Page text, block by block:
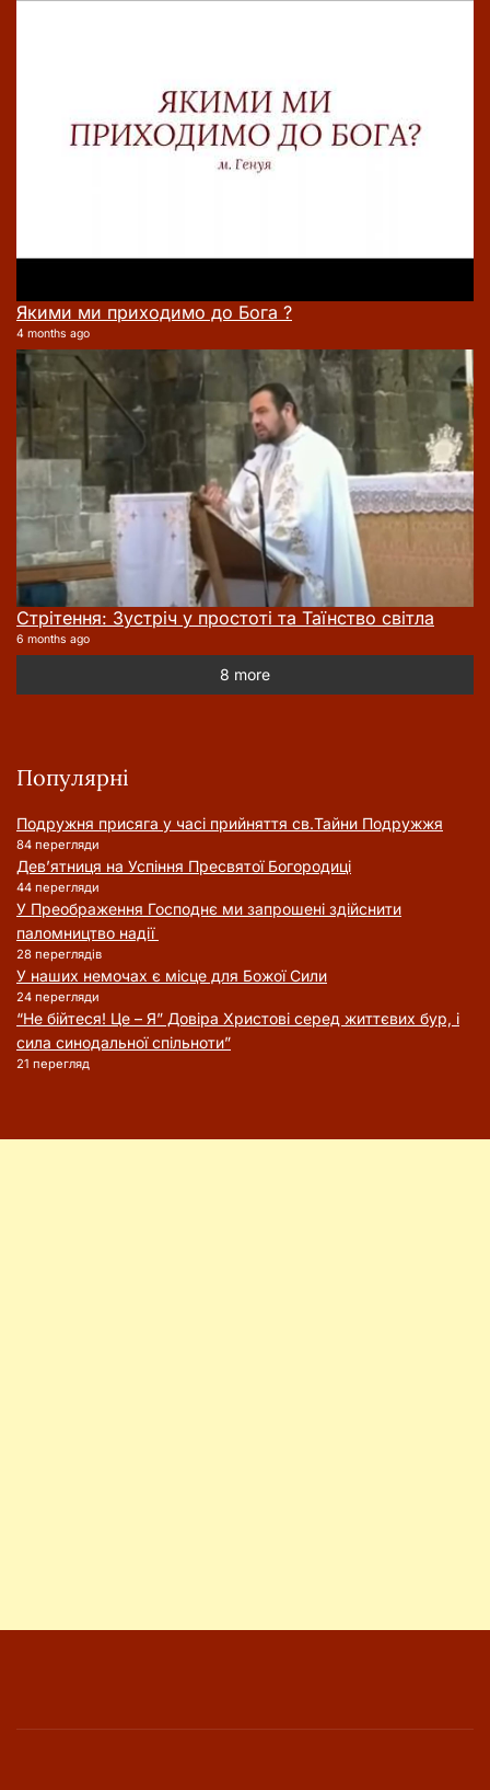
Якими ми приходимо до Бога ?
4 months ago
Стрітення: Зустріч у простоті та Таїнство світла
6 months ago
8 more
Популярні
Подружня присягa у часі прийняття cв.Тайни Подружжя
84 перегляди
Дев’ятниця на Успіння Пресвятої Богородиці
44 перегляди
У Преображення Господнє ми запрошені здійснити
паломництво надії
28 переглядів
У наших немочах є місце для Божої Сили
24 перегляди
“Не бійтеся! Це – Я” Довіра Христові серед життєвих бур, і
сила синодальної спільноти”
21 перегляд